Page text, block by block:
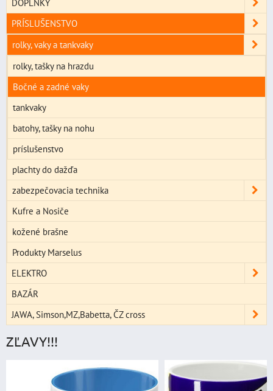
DOPLNKY
PRÍSLUŠENSTVO
rolky, vaky a tankvaky
rolky, tašky na hrazdu
Bočné a zadné vaky
tankvaky
batohy, tašky na nohu
príslušenstvo
plachty do dažďa
zabezpečovacia technika
Kufre a Nosiče
kožené brašne
Produkty Marselus
ELEKTRO
BAZÁR
JAWA, Simson,MZ,Babetta, ČZ cross
ZĽAVY!!!